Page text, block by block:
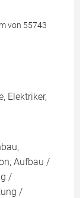
von 55743
Elektriker,
Aufbau /
/
/